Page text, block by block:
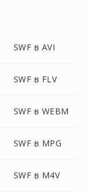
SWF в AVI
SWF в FLV
SWF в WEBM
SWF в MPG
SWF в M4V